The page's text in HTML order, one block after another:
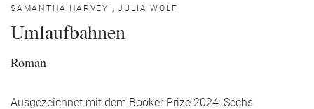
SAMANTHA HARVEY ,JULIA WOLF
Umlaufbahnen
Roman
Ausgezeichnet mit dem Booker Prize 2024: Sechs